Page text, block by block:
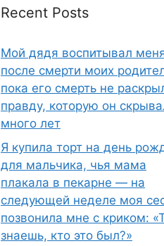
Recent Posts
Мой дядя воспитывал
после смерти моих
пока его смерть не
правду, которую он
много лет
Я купила торт на день
для мальчика, чья мама
плакала в пекарне — на
следующей неделе моя
позвонила мне с криком:
знаешь, кто это был?»